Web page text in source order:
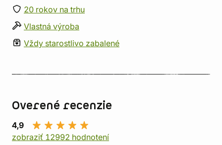
20 rokov na trhu
Vlastná výroba
Vždy starostlivo zabalené
Overené recenzie
4,9
zobraziť 12992 hodnotení